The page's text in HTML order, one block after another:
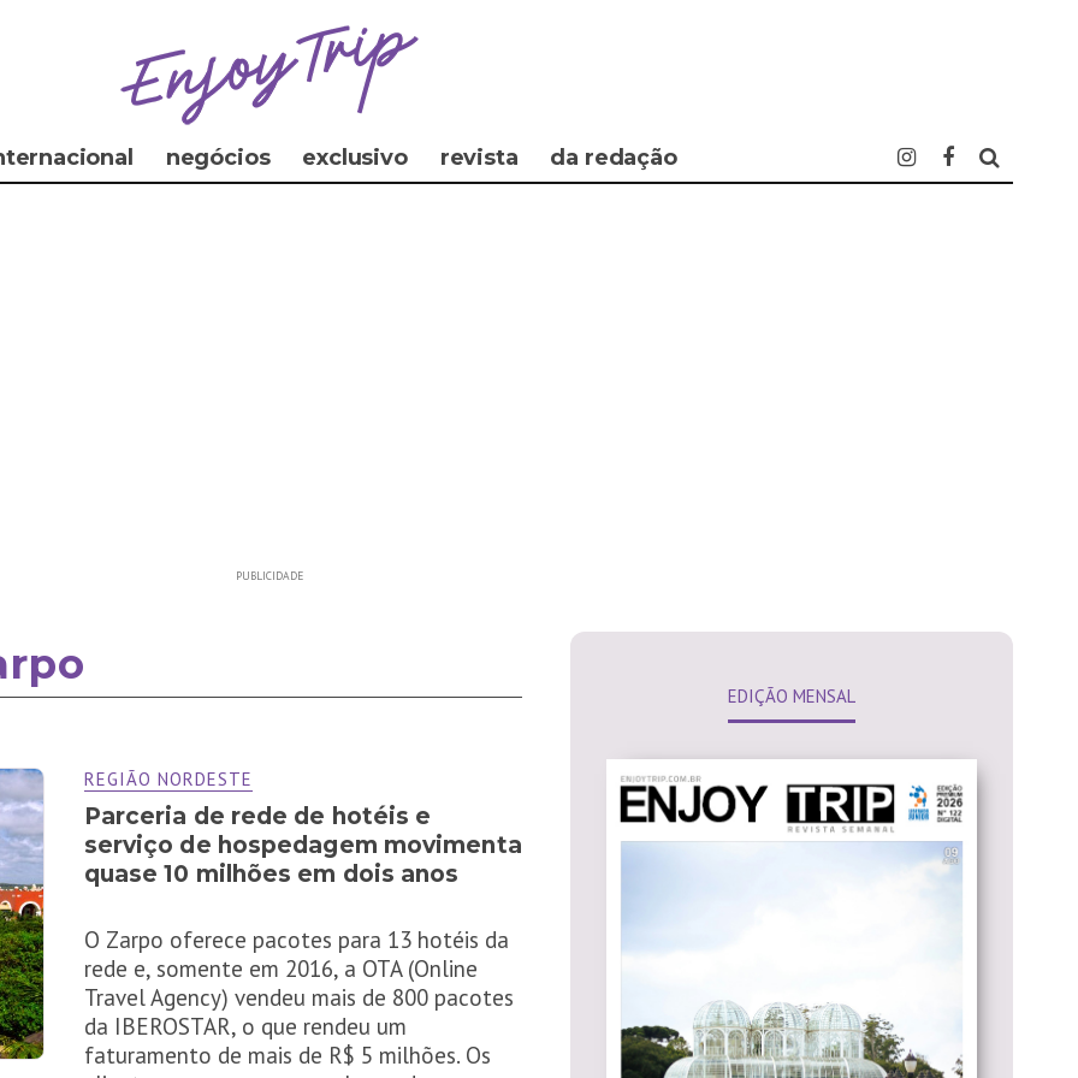
negócios exclusivo revista da redação
PUBLICIDADE
REGIÃO NORDESTE
Parceria de rede de hotéis e
serviço de hospedagem movimenta
quase 10 milhões em dois anos
O Zarpo oferece pacotes para 13 hotéis da
rede e, somente em 2016, a OTA (Online
Travel Agency) vendeu mais de 800 pacotes
da IBEROSTAR, o que rendeu um
faturamento de mais de R$ 5 milhões. Os
EDIÇÃO MENSAL